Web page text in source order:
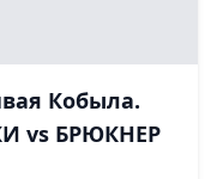
Кобыла.
vs БРЮКНЕР